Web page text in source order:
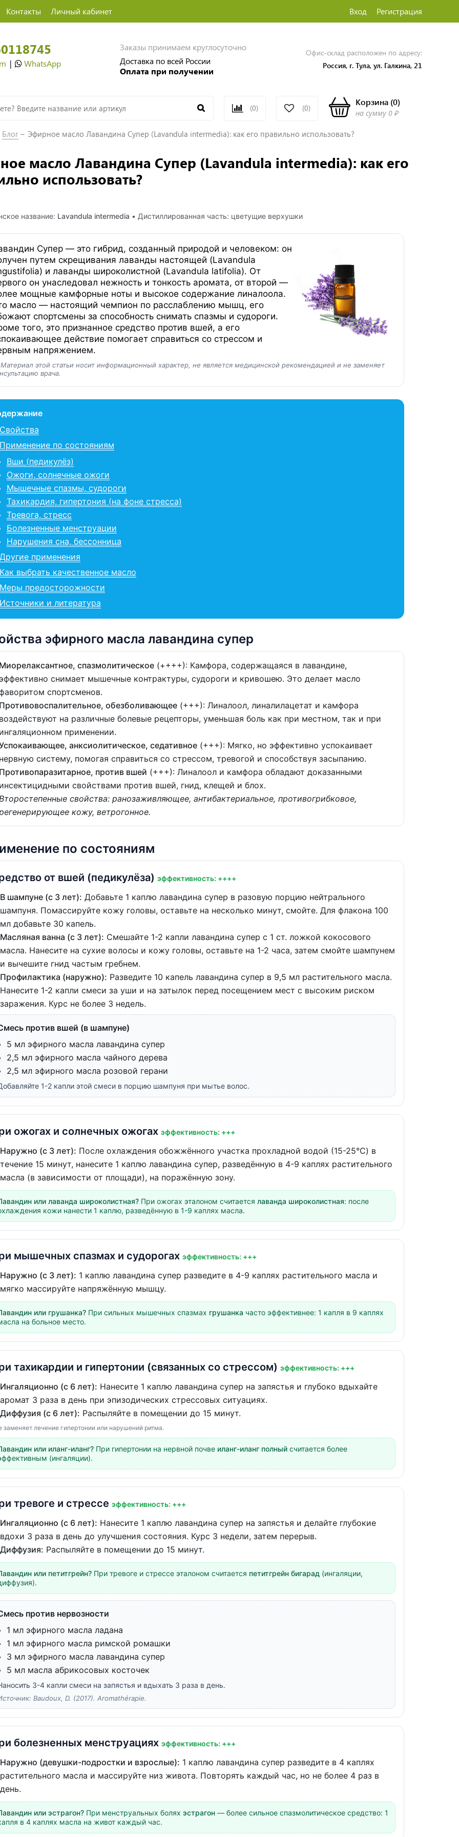
Контакты Личный кабинет Вход Регистрация
| WhatsApp
Заказы принимаем круглосуточно
Доставка по всей России
Оплата при получении
Офис-склад расположен по адресу:
Россия, г. Тула, ул. Галкина, 21
(0) (0)
Корзина(0)
на сумму 0 ₽
Блог Эфирное масло Лавандина Супер (Lavandula intermedia): как его правильно использовать?
масло Лавандина Супер (Lavandula intermedia): как его
использовать?
название: Lavandula intermedia • Дистиллированная часть: цветущие верхушки
Супер — это гибрид, созданный природой и человеком: он
путем скрещивания лаванды настоящей (Lavandula
и лаванды широколистной (Lavandula latifolia). От
он унаследовал нежность и тонкость аромата, от второй —
мощные камфорные ноты и высокое содержание линалоола.
масло — настоящий чемпион по расслаблению мышц, его
спортсмены за способность снимать спазмы и судороги.
того, это признанное средство против вшей, а его
действие помогает справиться со стрессом и
напряжением.
Материал этой статьи носит информационный характер, не является медицинской рекомендацией и не заменяет
врача.
по состояниям
Вши (педикулёз)
Ожоги, солнечные ожоги
Мышечные спазмы, судороги
Тахикардия, гипертония (на фоне стресса)
Тревога, стресс
Болезненные менструации
Нарушения сна, бессонница
применения
выбрать качественное масло
предосторожности
и литература
эфирного масла лавандина супер
спазмолитическое(++++): Камфора, содержащаяся в лавандине,
снимает мышечные контрактуры, судороги и кривошею. Это делает масло
спортсменов.
обезболивающее(+++): Линалоол, линалилацетат и камфора
на различные болевые рецепторы, уменьшая боль как при местном, так и при
применении.
анксиолитическое, седативное(+++): Мягко, но эффективно успокаивает
систему, помогая справиться со стрессом, тревогой и способствуя засыпанию.
против вшей (+++): Линалоол и камфора обладают доказанными
свойствами против вшей, гнид, клещей и блох.
свойства: ранозаживляющее, антибактериальное, противогрибковое,
кожу, ветрогонное.
по состояниям
от вшей (педикулёза) эффективность: ++++
В шампуне (с 3 лет): Добавьте 1 каплю лавандина супер в разовую порцию нейтрального
шампуня. Помассируйте кожу головы, оставьте на несколько минут, смойте. Для флакона 100
мл добавьте 30 капель.
Масляная ванна (с 3 лет): Смешайте 1-2 капли лавандина супер с 1 ст. ложкой кокосового
масла. Нанесите на сухие волосы и кожу головы, оставьте на 1-2 часа, затем смойте шампунем
и вычешите гнид частым гребнем.
Профилактика (наружно): Разведите 10 капель лавандина супер в 9,5 мл растительного масла.
Нанесите 1-2 капли смеси за уши и на затылок перед посещением мест с высоким риском
заражения. Курс не более 3 недель.
против вшей (в шампуне)
5 мл эфирного масла лавандина супер
2,5 мл эфирного масла чайного дерева
2,5 мл эфирного масла розовой герани
1-2 капли этой смеси в порцию шампуня при мытье волос.
ожогах и солнечных ожогах эффективность: +++
Наружно (с 3 лет): После охлаждения обожжённого участка прохладной водой (15-25°C) в
течение 15 минут, нанесите 1 каплю лавандина супер, разведённую в 4-9 каплях растительного
масла (в зависимости от площади), на поражённую зону.
или лаванда широколистная?При ожогах эталоном считается лаванда широколистная: после
кожи нанести 1 каплю, разведённую в 1-9 каплях масла.
мышечных спазмах и судорогах эффективность: +++
Наружно (с 3 лет): 1 каплю лавандина супер разведите в 4-9 каплях растительного масла и
мягко массируйте напряжённую мышцу.
или грушанка?При сильных мышечных спазмах грушанка часто эффективнее: 1 капля в 9 каплях
на больное место.
тахикардии и гипертонии (связанных со стрессом) эффективность: +++
Ингаляционно (с 6 лет): Нанесите 1 каплю лавандина супер на запястья и глубоко вдыхайте
аромат 3 раза в день при эпизодических стрессовых ситуациях.
Диффузия (с 6 лет): Распыляйте в помещении до 15 минут.
заменяет лечение гипертонии или нарушений ритма.
или иланг-иланг?При гипертонии на нервной почве иланг-иланг полныйсчитается более
(ингаляции).
тревоге и стрессе эффективность: +++
Ингаляционно (с 6 лет): Нанесите 1 каплю лавандина супер на запястья и делайте глубокие
вдохи 3 раза в день до улучшения состояния. Курс 3 недели, затем перерыв.
Диффузия: Распыляйте в помещении до 15 минут.
или петитгрейн?При тревоге и стрессе эталоном считается петитгрейн бигарад(ингаляции,
против нервозности
1 мл эфирного масла ладана
1 мл эфирного масла римской ромашки
3 мл эфирного масла лавандина супер
5 мл масла абрикосовых косточек
3-4 капли смеси на запястья и вдыхать 3 раза в день.
Baudoux, D. (2017). Aromathérapie.
болезненных менструациях эффективность: +++
Наружно (девушки-подростки и взрослые): 1 каплю лавандина супер разведите в 4 каплях
растительного масла и массируйте низ живота. Повторять каждый час, но не более 4 раз в
день.
или эстрагон?При менструальных болях эстрагон— более сильное спазмолитическое средство: 1
в 4 каплях масла на живот каждый час.